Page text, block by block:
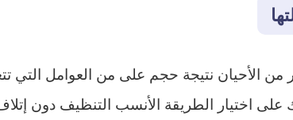
الأحيان نتيجة حجم على من العوامل التي
اختيار الطريقة الأنسب التنظيف دون